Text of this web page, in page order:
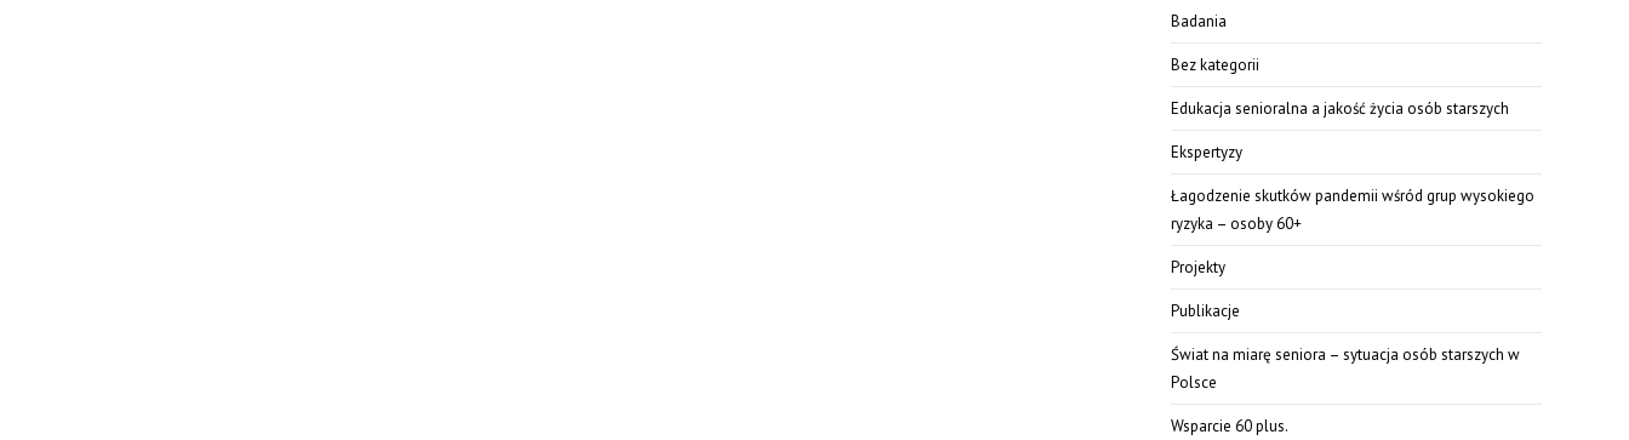
Badania
Bez kategorii
Edukacja senioralna a jakość życia osób starszych
Ekspertyzy
Łagodzenie skutków pandemii wśród grup wysokiego
ryzyka – osoby 60+
Projekty
Publikacje
Świat na miarę seniora – sytuacja osób starszych w
Polsce
Wsparcie 60 plus.